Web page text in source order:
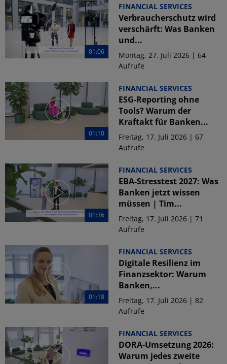
01:06
FINANCIAL SERVICES
Verbraucherschutz wird
verschärft: Was Banken
und...
Montag, 27. Juli 2026 | 64
Aufrufe
01:10
FINANCIAL SERVICES
ESG-Reporting ohne
Tools? Warum der
Kraftakt für Banken...
Freitag, 17. Juli 2026 | 67
Aufrufe
01:36
FINANCIAL SERVICES
EBA-Stresstest 2027: Was
Banken jetzt wissen
müssen | Tim...
Freitag, 17. Juli 2026 | 71
Aufrufe
01:18
FINANCIAL SERVICES
Digitale Resilienz im
Finanzsektor: Warum
Banken,...
Freitag, 17. Juli 2026 | 82
Aufrufe
FINANCIAL SERVICES
DORA-Umsetzung 2026:
Warum jedes zweite